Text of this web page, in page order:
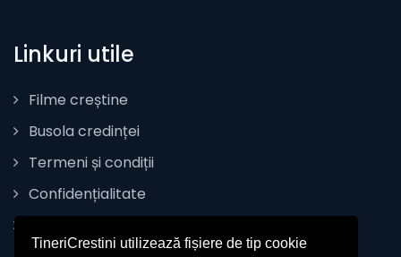
TineriCrestini utilizează fișiere de tip cookie
Linkuri utile
Filme creștine
Busola credinței
Termeni și condiții
Confidențialitate